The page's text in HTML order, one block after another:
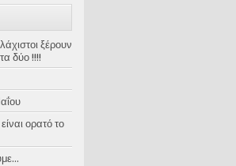
ξέρουν
δύο !!!!
ορατό το